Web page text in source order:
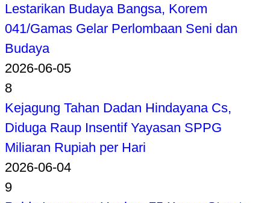
Lestarikan Budaya Bangsa, Korem
041/Gamas Gelar Perlombaan Seni dan
Budaya
2026-06-05
8
Kejagung Tahan Dadan Hindayana Cs,
Diduga Raup Insentif Yayasan SPPG
Miliaran Rupiah per Hari
2026-06-04
9